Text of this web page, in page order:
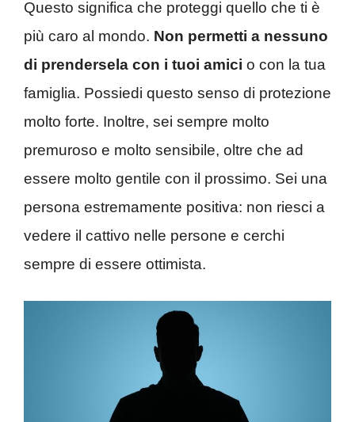
Questo significa che proteggi quello che ti è
più caro al mondo. Non permetti a nessuno
di prendersela con i tuoi amici o con la tua
famiglia. Possiedi questo senso di protezione
molto forte. Inoltre, sei sempre molto
premuroso e molto sensibile, oltre che ad
essere molto gentile con il prossimo. Sei una
persona estremamente positiva: non riesci a
vedere il cattivo nelle persone e cerchi
sempre di essere ottimista.